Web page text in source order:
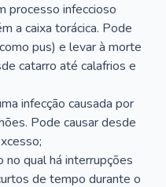
processo infeccioso
a caixa torácica. Pode
pus) e levar à morte
catarro até calafrios e
infecção causada por
Pode causar desde
qual há interrupções
de tempo durante o